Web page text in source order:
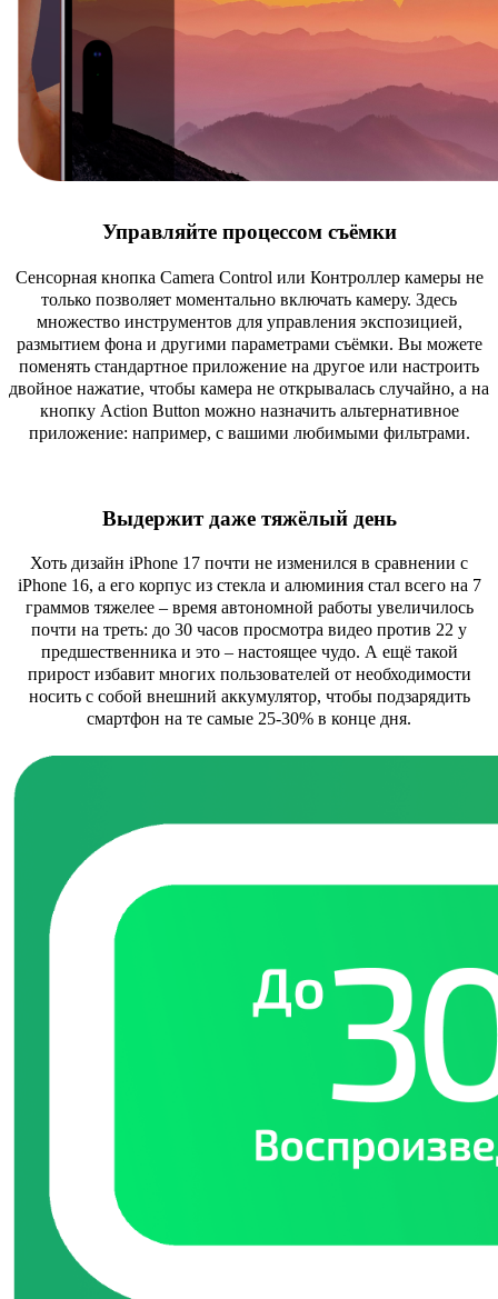
Управляйте процессом съёмки
Сенсорная кнопка Camera Control или Контроллер камеры не
только позволяет моментально включать камеру. Здесь
множество инструментов для управления экспозицией,
размытием фона и другими параметрами съёмки. Вы можете
поменять стандартное приложение на другое или настроить
двойное нажатие, чтобы камера не открывалась случайно, а на
кнопку Action Button можно назначить альтернативное
приложение: например, с вашими любимыми фильтрами.
Выдержит даже тяжёлый день
Хоть дизайн iPhone 17 почти не изменился в сравнении с
iPhone 16, а его корпус из стекла и алюминия стал всего на 7
граммов тяжелее – время автономной работы увеличилось
почти на треть: до 30 часов просмотра видео против 22 у
предшественника и это – настоящее чудо. А ещё такой
прирост избавит многих пользователей от необходимости
носить с собой внешний аккумулятор, чтобы подзарядить
смартфон на те самые 25-30% в конце дня.